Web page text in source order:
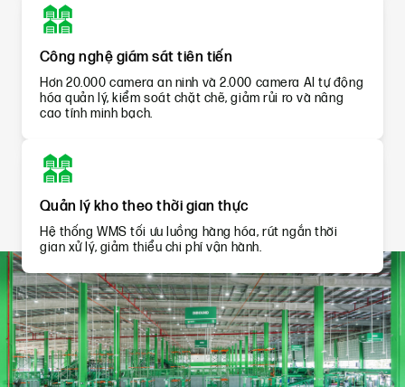
Công nghệ giám sát tiên tiến
Hơn 20.000 camera an ninh và 2.000 camera AI tự động
hóa quản lý, kiểm soát chặt chẽ, giảm rủi ro và nâng
cao tính minh bạch.
Quản lý kho theo thời gian thực
Hệ thống WMS tối ưu luồng hàng hóa, rút ngắn thời
gian xử lý, giảm thiểu chi phí vận hành.